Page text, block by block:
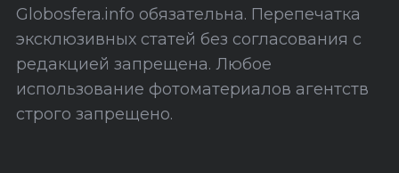
Globosfera.info обязательна. Перепечатка
эксклюзивных статей без согласования с
редакцией запрещена. Любое
использование фотоматериалов агентств
строго запрещено.